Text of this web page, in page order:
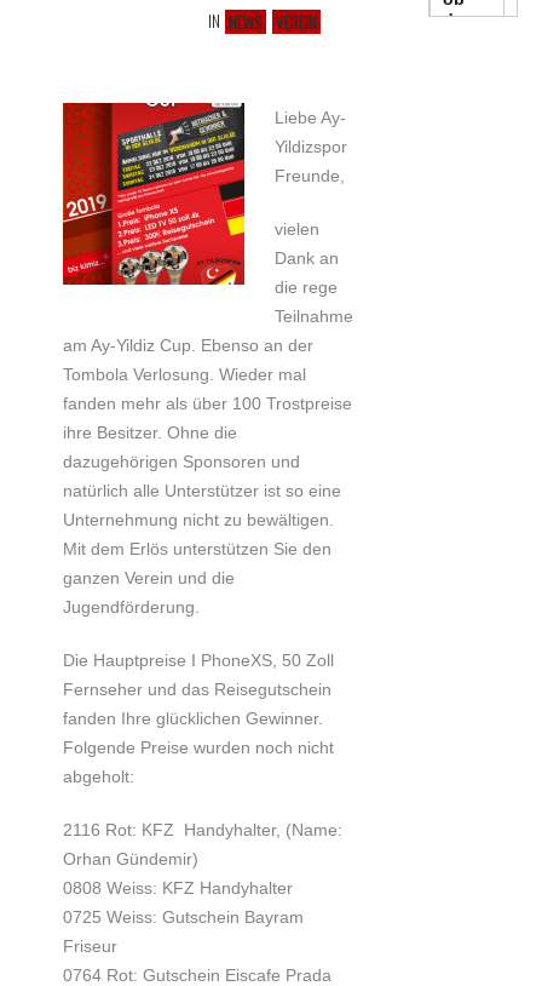
IN NEWS VEREIN
Liebe Ay-
Yildizspor
Freunde,
vielen
Dank an
die rege
Teilnahme
am Ay-Yildiz Cup. Ebenso an der
Tombola Verlosung. Wieder mal
fanden mehr als über 100 Trostpreise
ihre Besitzer. Ohne die
dazugehörigen Sponsoren und
natürlich alle Unterstützer ist so eine
Unternehmung nicht zu bewältigen.
Mit dem Erlös unterstützen Sie den
ganzen Verein und die
Jugendförderung.
Die Hauptpreise I PhoneXS, 50 Zoll
Fernseher und das Reisegutschein
fanden Ihre glücklichen Gewinner.
Folgende Preise wurden noch nicht
abgeholt:
2116 Rot: KFZ Handyhalter, (Name:
Orhan Gündemir)
0808 Weiss: KFZ Handyhalter
0725 Weiss: Gutschein Bayram
Friseur
0764 Rot: Gutschein Eiscafe Prada